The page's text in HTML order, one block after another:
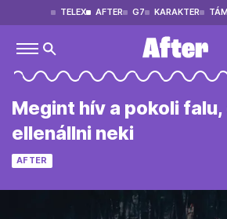
TELEX AFTER G7 KARAKTER
Megint hív a pokoli
ellenállni neki
AFTER